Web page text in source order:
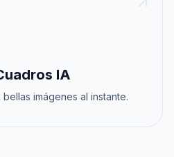
IA
imágenes al instante.